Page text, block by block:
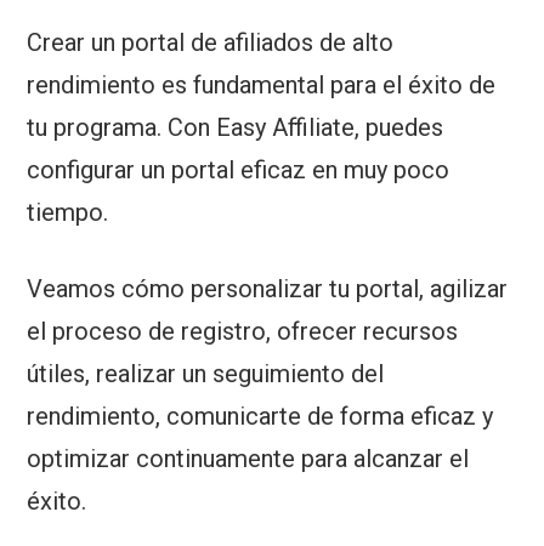
Crear un portal de afiliados de alto
rendimiento es fundamental para el éxito de
tu programa. Con Easy Affiliate, puedes
configurar un portal eficaz en muy poco
tiempo.
Veamos cómo personalizar tu portal, agilizar
el proceso de registro, ofrecer recursos
útiles, realizar un seguimiento del
rendimiento, comunicarte de forma eficaz y
optimizar continuamente para alcanzar el
éxito.